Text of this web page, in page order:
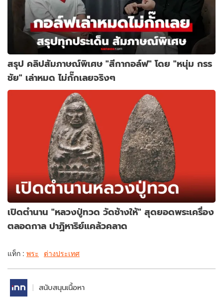
สรุป คลิปสัมภาษณ์พิเศษ "สีกากอล์ฟ" โดย "หนุ่ม กรร
ชัย" เล่าหมด ไม่กั๊กเลยจริงๆ
เปิดตำนาน "หลวงปู่ทวด วัดช้างให้" สุดยอดพระเครื่อง
ตลอดกาล ปาฏิหาริย์แคล้วคลาด
แท็ก : พระ ต่างประเทศ
สนับสนุนเนื้อหา